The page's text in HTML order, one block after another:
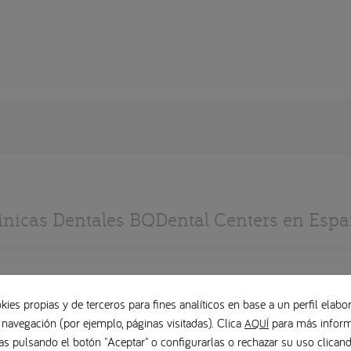
Dentales BQDental Centers en
Clínica Ruiz-Capillas
Castellón
PB Dental Clinic
Madrid
propias y de terceros para fines analíticos en base a un perfil
(por ejemplo, páginas visitadas). Clica AQUÍ para más
pulsando el botón "Aceptar" o configurarlas o rechazar su uso